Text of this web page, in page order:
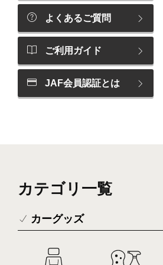
よくあるご質問
ご利用ガイド
JAF会員認証とは
カテゴリ一覧
カーグッズ